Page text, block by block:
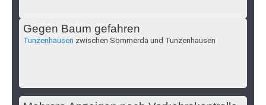
Gegen Baum gefahren
Tunzenhausen zwischen Sömmerda und Tunzenhausen